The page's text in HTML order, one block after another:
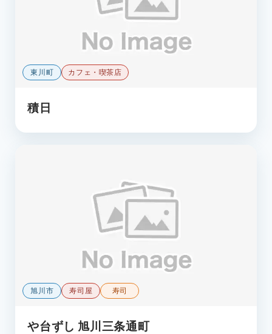
東川町 カフェ・喫茶店
積日
旭川市 寿司屋 寿司
や台ずし 旭川三条通町